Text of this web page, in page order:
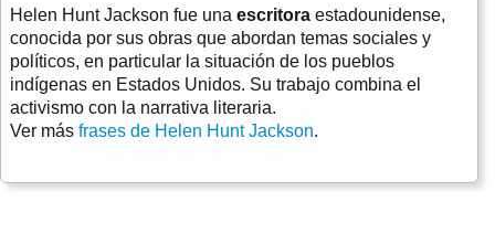
Helen Hunt Jackson fue una escritora estadounidense,
conocida por sus obras que abordan temas sociales y
políticos, en particular la situación de los pueblos
indígenas en Estados Unidos. Su trabajo combina el
activismo con la narrativa literaria.
Ver más frases de Helen Hunt Jackson.